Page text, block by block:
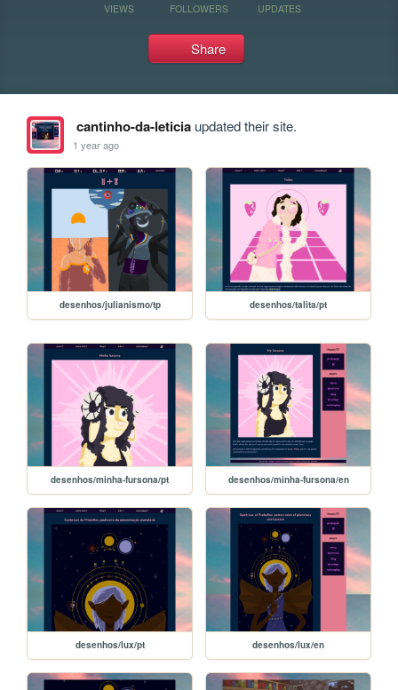
VIEWS FOLLOWERS UPDATES
Share
cantinho-da-leticiaupdated their site.
1 year ago
desenhos/julianismo/tp desenhos/talita/pt
desenhos/minha-fursona/pt desenhos/minha-fursona/en
desenhos/lux/pt desenhos/lux/en